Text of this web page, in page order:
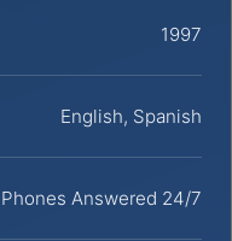
1997
English, Spanish
Phones Answered 24/7